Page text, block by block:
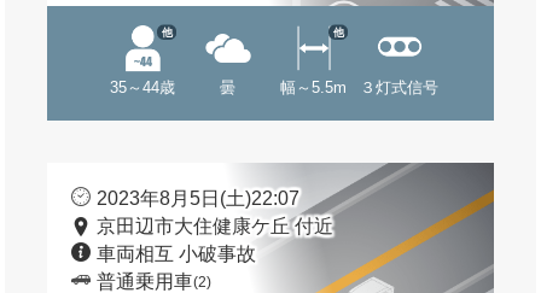
35～44歳
他
曇 幅～5.5m
他
３灯式信号
2023年8月5日(土)22:07
京田辺市大住健康ケ丘 付近
車両相互 小破事故
普通乗用車(2)